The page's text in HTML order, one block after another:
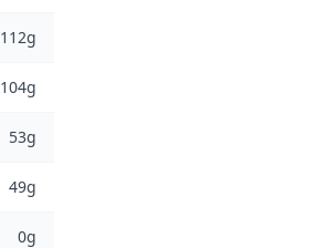
112g
104g
53g
49g
0g